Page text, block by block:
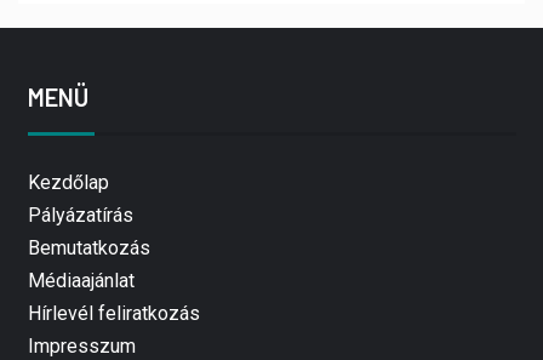
MENÜ
Kezdőlap
Pályázatírás
Bemutatkozás
Médiaajánlat
Hírlevél feliratkozás
Impresszum